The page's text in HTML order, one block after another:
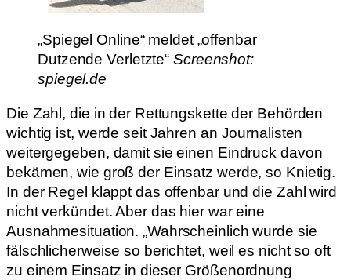
„Spiegel Online“ meldet „offenbar
Dutzende Verletzte“ Screenshot:
spiegel.de
Die Zahl, die in der Rettungskette der Behörden
wichtig ist, werde seit Jahren an Journalisten
weitergegeben, damit sie einen Eindruck davon
bekämen, wie groß der Einsatz werde, so Knietig.
In der Regel klappt das offenbar und die Zahl wird
nicht verkündet. Aber das hier war eine
Ausnahmesituation. „Wahrscheinlich wurde sie
fälschlicherweise so berichtet, weil es nicht so oft
zu einem Einsatz in dieser Größenordnung